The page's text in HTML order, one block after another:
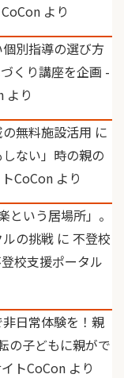
より
別指導の選び方
くり講座を企画 -
より
無料施設活用 に
ない」時の親の
CoCon より
いう居場所」。
の挑戦 に 不登校
校支援ポータル
日常体験を！親
の子どもに親がで
トCoCon より